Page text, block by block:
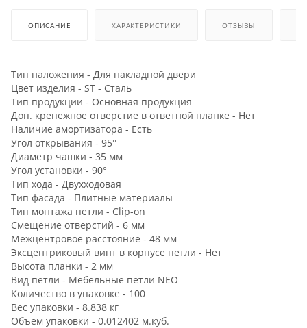
ОПИСАНИЕ ХАРАКТЕРИСТИКИ ОТЗЫВЫ
Тип наложения - Для накладной двери
Цвет изделия - ST - Сталь
Тип продукции - Основная продукция
Доп. крепежное отверстие в ответной планке - Нет
Наличие амортизатора - Есть
Угол открывания - 95°
Диаметр чашки - 35 мм
Угол установки - 90°
Тип хода - Двухходовая
Тип фасада - Плитные материалы
Тип монтажа петли - Clip-on
Смещение отверстий - 6 мм
Межцентровое расстояние - 48 мм
Эксцентриковый винт в корпусе петли - Нет
Высота планки - 2 мм
Вид петли - Мебельные петли NEO
Количество в упаковке - 100
Вес упаковки - 8.838 кг
Объем упаковки - 0.012402 м.куб.